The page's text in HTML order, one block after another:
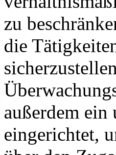
zu
die
außerdem ein
eingerichtet,